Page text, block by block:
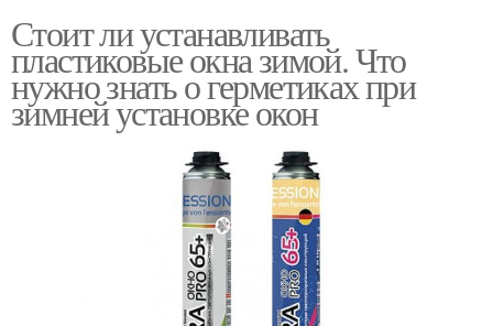
Стоит ли устанавливать
пластиковые окна зимой. Что
нужно знать о герметиках при
зимней установке окон